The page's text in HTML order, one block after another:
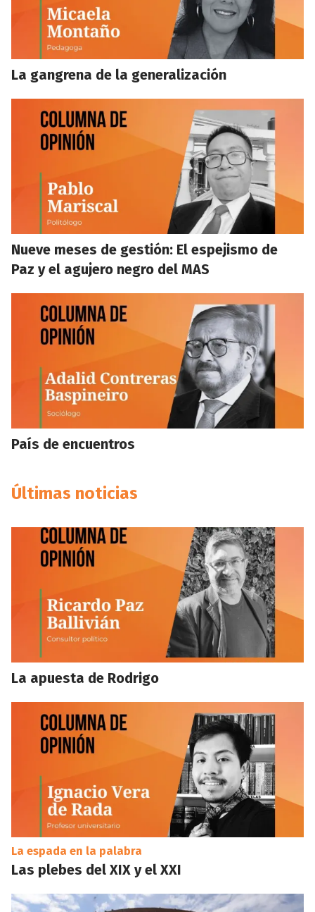
La gangrena de la generalización
Nueve meses de gestión: El espejismo de
Paz y el agujero negro del MAS
País de encuentros
Últimas noticias
La apuesta de Rodrigo
La espada en la palabra
Las plebes del XIX y el XXI